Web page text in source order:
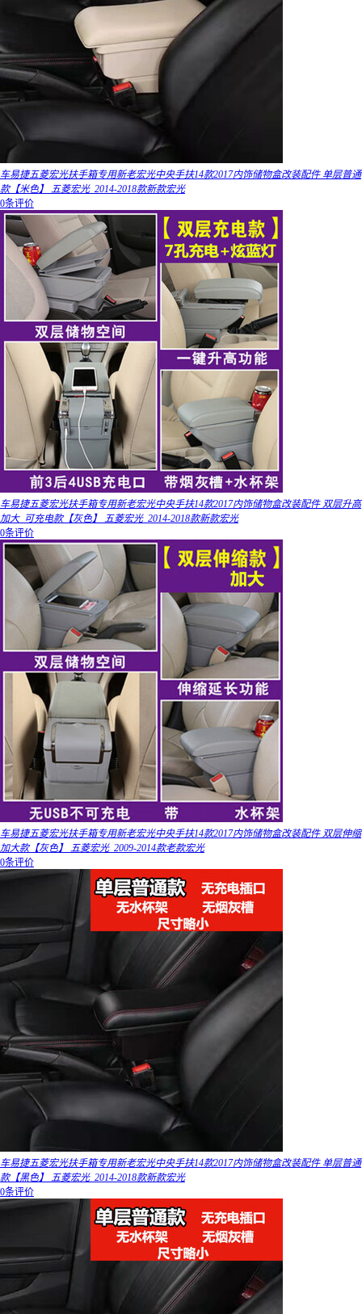
车易捷五菱宏光扶手箱专用新老宏光中央手扶14款2017内饰储物盒改装配件 单层普通
款【米色】 五菱宏光_2014-2018款新款宏光
0条评价
车易捷五菱宏光扶手箱专用新老宏光中央手扶14款2017内饰储物盒改装配件 双层升高
加大_可充电款【灰色】 五菱宏光_2014-2018款新款宏光
0条评价
车易捷五菱宏光扶手箱专用新老宏光中央手扶14款2017内饰储物盒改装配件 双层伸缩
加大款【灰色】 五菱宏光_2009-2014款老款宏光
0条评价
车易捷五菱宏光扶手箱专用新老宏光中央手扶14款2017内饰储物盒改装配件 单层普通
款【黑色】 五菱宏光_2014-2018款新款宏光
0条评价